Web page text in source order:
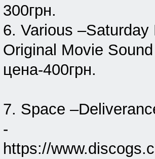
300грн.
6. Various
Original Movie
цена-400грн.
7. Space
-
https://